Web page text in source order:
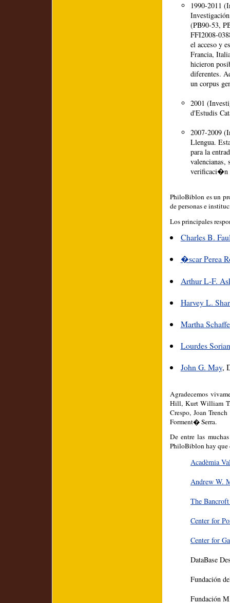
1990-2011
(PB90-53,
FFI2008-
el acceso y
Francia,
hicieron
diferentes.
un corpus
2001
d'Estudis
2007-2009
Llengua.
para la
verificaci�n
PhiloBiblon es un
de personas e
Los principales
Charles B.
�scar Perea
Arthur L-F.
Harvey L.
Martha
Lourdes
John G. May,
Agradecemos
Hill, Kurt William
Crespo, Joan
Forment� Serra.
De entre las
PhiloBiblon hay que
Acadèmia
Andrew W.
The
Center for
Center for
DataBase
Fundación
Fundación